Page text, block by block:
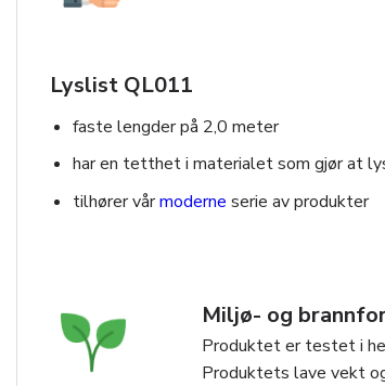
Lyslist QL011
faste lengder på 2,0 meter
har en tetthet i materialet som gjør at
tilhører vårmoderne serie av produkter
Miljø- og
Produktet er testet i
Produktets lave vekt